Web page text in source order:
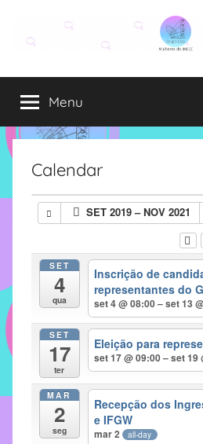
conteúdo
Grupo
Elza
Elza
é
formado
alunas,
funcionárias
IMECC
como
atribuição
implementar
mecanismos
proporcionem
Menu
Calendar
SET 2019 – NOV 2021
SET
4
qua
Inscrição de
representantes do
set 4 @ 08:00 – set 13
SET
17
ter
Eleição para
set 17 @ 09:00 – set 19
MAR
2
seg
Recepção dos
e IFGW
mar 2 all-day